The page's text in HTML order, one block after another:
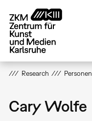
zum
Inhalt
Research Personen
Cary Wolfe